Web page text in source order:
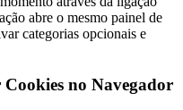
abre o mesmo painel de
categorias opcionais e
no Navegador